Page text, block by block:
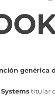
genérica
titular